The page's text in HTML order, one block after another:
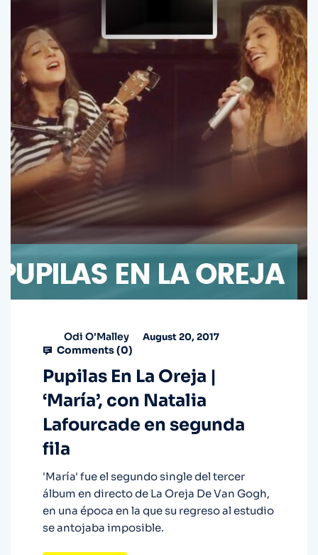
Odi O'Malley August 20, 2017
Comments (0)
Pupilas En La Oreja |
‘María’, con Natalia
Lafourcade en segunda
fila
'María' fue el segundo single del tercer
álbum en directo de La Oreja De Van Gogh,
en una época en la que su regreso al estudio
se antojaba imposible.